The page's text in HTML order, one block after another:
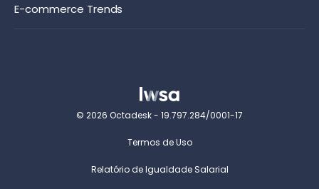
E-commerce Trends
© 2026 Octadesk - 19.797.284/0001-17
Termos de Uso
Relatório de Igualdade Salarial